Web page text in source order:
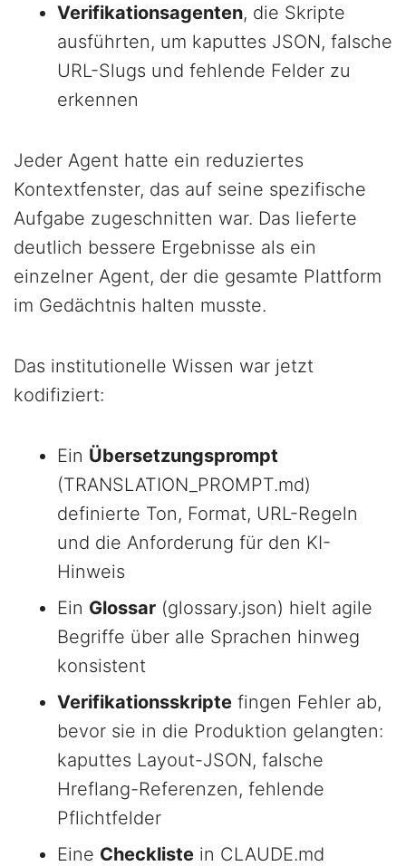
Verifikationsagenten, die Skripte
ausführten, um kaputtes JSON, falsche
URL-Slugs und fehlende Felder zu
erkennen
Jeder Agent hatte ein reduziertes
Kontextfenster, das auf seine spezifische
Aufgabe zugeschnitten war. Das lieferte
deutlich bessere Ergebnisse als ein
einzelner Agent, der die gesamte Plattform
im Gedächtnis halten musste.
Das institutionelle Wissen war jetzt
kodifiziert:
Ein Übersetzungsprompt
(TRANSLATION_PROMPT.md)
definierte Ton, Format, URL-Regeln
und die Anforderung für den KI-
Hinweis
Ein Glossar (glossary.json) hielt agile
Begriffe über alle Sprachen hinweg
konsistent
Verifikationsskripte fingen Fehler ab,
bevor sie in die Produktion gelangten:
kaputtes Layout-JSON, falsche
Hreflang-Referenzen, fehlende
Pflichtfelder
Eine Checkliste in CLAUDE.md